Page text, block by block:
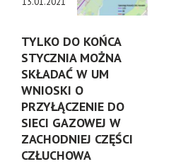
TYLKO DO KOŃCA
STYCZNIA MOŻNA
SKŁADAĆ W UM
WNIOSKI O
PRZYŁĄCZENIE DO
SIECI GAZOWEJ W
ZACHODNIEJ CZĘŚCI
CZŁUCHOWA